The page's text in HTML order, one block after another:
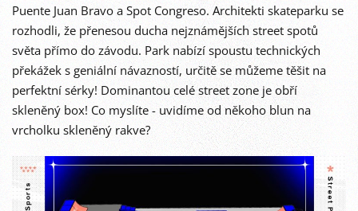
Puente Juan Bravo a Spot Congreso. Architekti skateparku se
rozhodli, že přenesou ducha nejznámějších street spotů
světa přímo do závodu. Park nabízí spoustu technických
překážek s geniální návazností, určitě se můžeme těšit na
perfektní sérky! Dominantou celé street zone je obří
skleněný box! Co myslíte - uvidíme od někoho blun na
vrcholku skleněný rakve?